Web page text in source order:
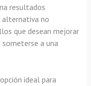
resultados
alternativa no
que desean mejorar
a una
ideal para